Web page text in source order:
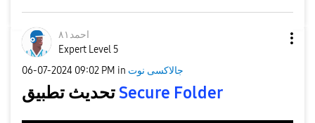
احمد٨١
Expert Level 5
‎06-07-2024 09:02 PM in جالاكسى نوت
Secure Folder